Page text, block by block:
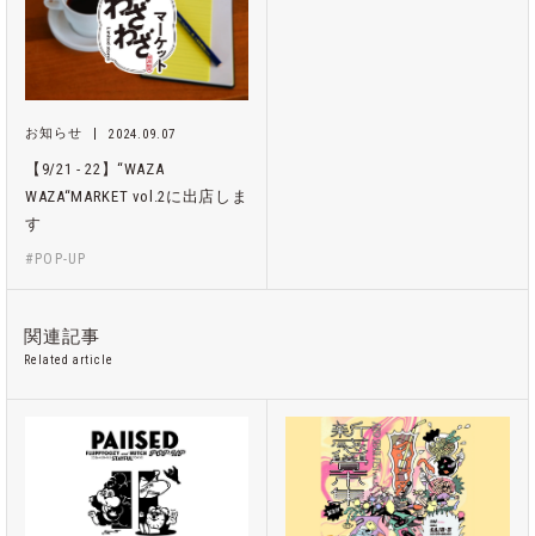
お知らせ 2024.09.07
【9/21 - 22】“WAZA
WAZA“MARKET vol.2に出店しま
す
#POP-UP
関連記事
Related article